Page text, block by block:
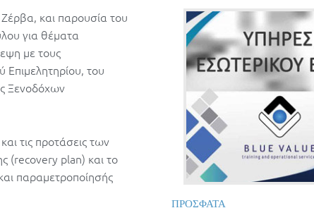
και παρουσία του
για θέματα
με τους
Επιμελητηρίου, του
Ξενοδόχων
τις προτάσεις των
(recovery plan) και το
παραμετροποίησής
ΠΡΟΣΦΑΤΑ